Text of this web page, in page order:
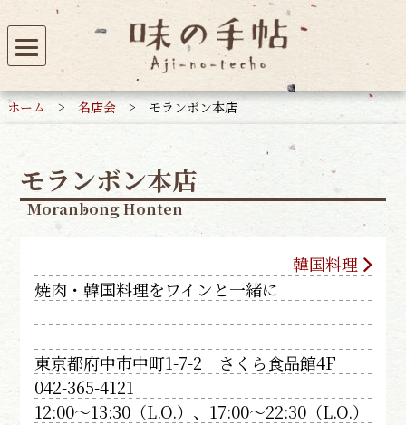
ホーム > 名店会 > モランボン本店
モランボン本店
Moranbong Honten
韓国料理
焼肉・韓国料理をワインと一緒に
東京都府中市中町1-7-2 さくら食品館4F
042-365-4121
12:00～13:30（L.O.）、17:00～22:30（L.O.）